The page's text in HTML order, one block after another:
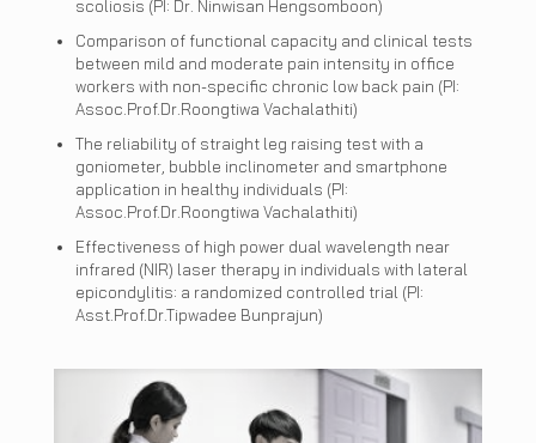
scoliosis (PI: Dr. Ninwisan Hengsomboon)
Comparison of functional capacity and clinical tests
between mild and moderate pain intensity in office
workers with non-specific chronic low back pain (PI:
Assoc.Prof.Dr.Roongtiwa Vachalathiti)
The reliability of straight leg raising test with a
goniometer, bubble inclinometer and smartphone
application in healthy individuals (PI:
Assoc.Prof.Dr.Roongtiwa Vachalathiti)
Effectiveness of high power dual wavelength near
infrared (NIR) laser therapy in individuals with lateral
epicondylitis: a randomized controlled trial (PI:
Asst.Prof.Dr.Tipwadee Bunprajun)